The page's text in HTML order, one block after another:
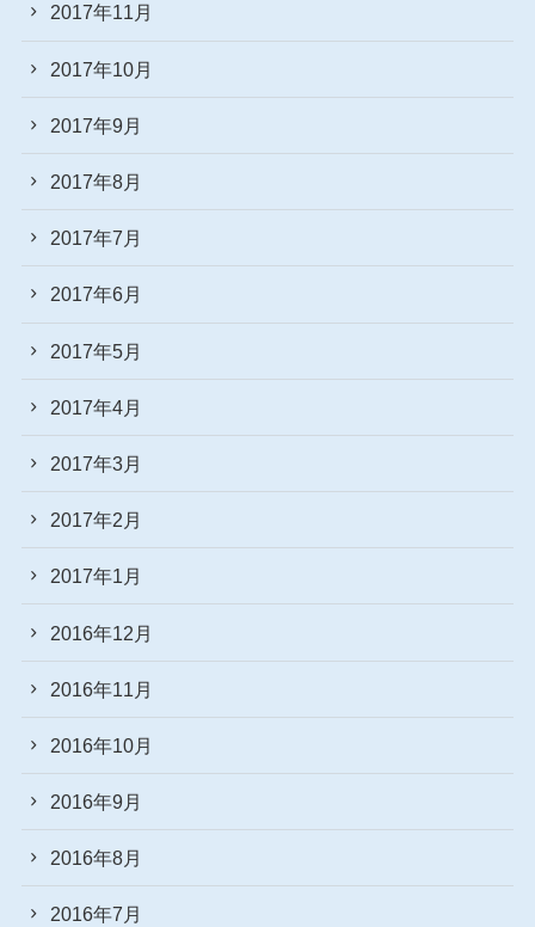
2017年11月
2017年10月
2017年9月
2017年8月
2017年7月
2017年6月
2017年5月
2017年4月
2017年3月
2017年2月
2017年1月
2016年12月
2016年11月
2016年10月
2016年9月
2016年8月
2016年7月